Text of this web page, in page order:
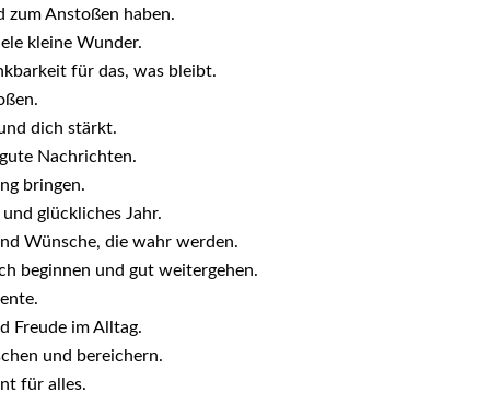
zum Anstoßen haben.
kleine Wunder.
für das, was bleibt.
dich stärkt.
Nachrichten.
bringen.
glückliches Jahr.
Wünsche, die wahr werden.
beginnen und gut weitergehen.
Freude im Alltag.
und bereichern.
für alles.